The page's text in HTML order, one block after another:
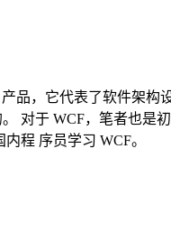
品，它代表了软件架
对于 WCF，笔者也
程 序员学习 WCF。